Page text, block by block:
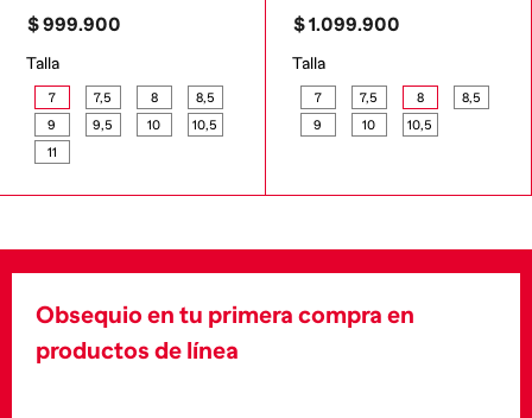
$999.900
Talla
7 7,5 8
8,5
9
9,5 10
10,5
11
$1.099.900
Talla
7 7,5 8
8,5
9
10 10,5
Obsequio en tu primera compra en
productos de línea